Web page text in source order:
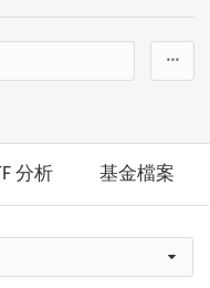
···
分析 基金檔案